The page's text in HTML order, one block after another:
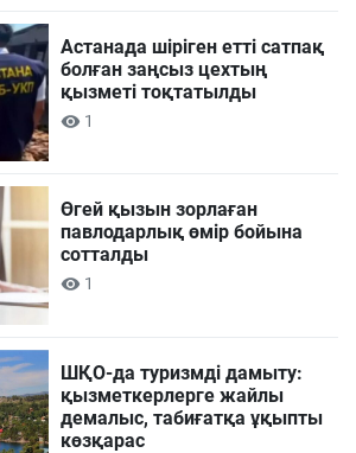
Астанада шіріген етті сатпақ
болған заңсыз цехтың
қызметі тоқтатылды
1
Өгей қызын зорлаған
павлодарлық өмір бойына
сотталды
1
ШҚО-да туризмді дамыту:
қызметкерлерге жайлы
демалыс, табиғатқа ұқыпты
көзқарас